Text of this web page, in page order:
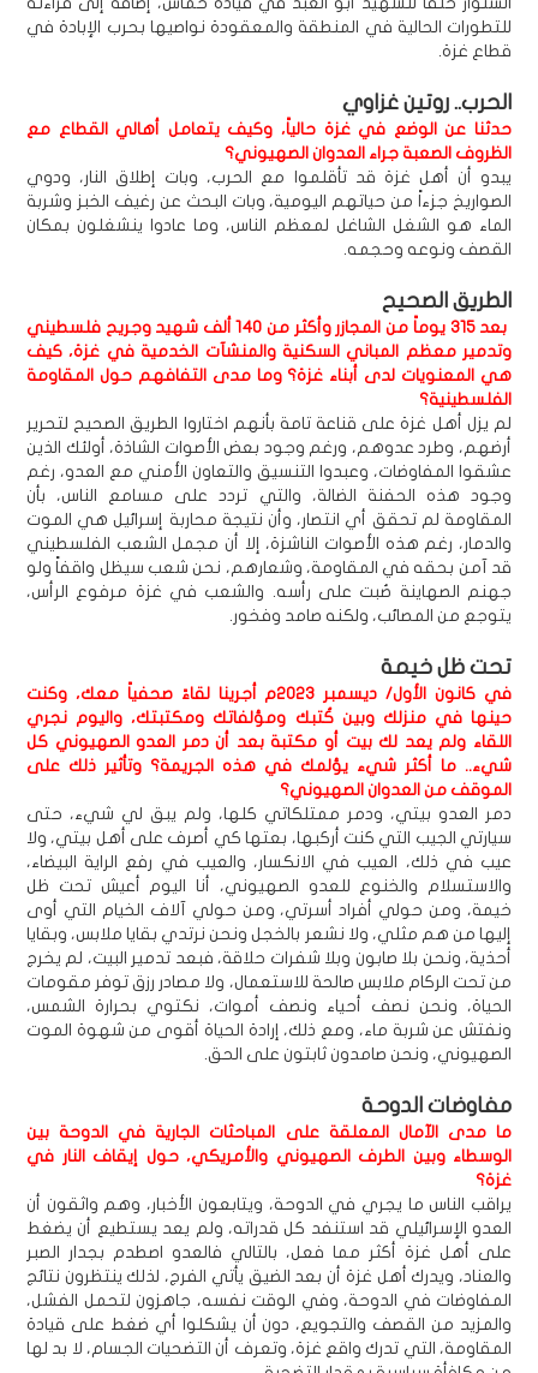
للتطورات الحالية في المنطقة والمعقودة نواصيها بحرب الإبادة في
قطاع غزة.
الحرب.. روتين غزاوي
حدثنا عن الوضع في غزة حالياً، وكيف يتعامل أهالي القطاع مع
الظروف الصعبة جراء العدوان الصهيوني؟
يبدو أن أهل غزة قد تأقلموا مع الحرب، وبات إطلاق النار، ودوي
الصواريخ جزءاً من حياتهم اليومية، وبات البحث عن رغيف الخبز وشربة
الماء هو الشغل الشاغل لمعظم الناس، وما عادوا ينشغلون بمكان
القصف ونوعه وحجمه.
الطريق الصحيح
بعد 315 يوماً من المجازر وأكثر من 140 ألف شهيد وجريح فلسطيني
وتدمير معظم المباني السكنية والمنشآت الخدمية في غزة، كيف
هي المعنويات لدى أبناء غزة؟ وما مدى التفافهم حول المقاومة
الفلسطينية؟
لم يزل أهل غزة على قناعة تامة بأنهم اختاروا الطريق الصحيح لتحرير
أرضهم، وطرد عدوهم، ورغم وجود بعض الأصوات الشاذة، أولئك الذين
عشقوا المفاوضات، وعبدوا التنسيق والتعاون الأمني مع العدو، رغم
وجود هذه الحفنة الضالة، والتي تردد على مسامع الناس، بأن
المقاومة لم تحقق أي انتصار، وأن نتيجة محاربة إسرائيل هي الموت
والدمار، رغم هذه الأصوات الناشزة، إلا أن مجمل الشعب الفلسطيني
قد آمن بحقه في المقاومة، وشعارهم، نحن شعب سيظل واقفاً ولو
جهنم الصهاينة صُبت على رأسه. والشعب في غزة مرفوع الرأس،
يتوجع من المصائب، ولكنه صامد وفخور.
تحت ظل خيمة
في كانون الأول/ ديسمبر 2023م أجرينا لقاءً صحفياً معك، وكنت
حينها في منزلك وبين كُتبك ومؤلفاتك ومكتبتك، واليوم نجري
اللقاء ولم يعد لك بيت أو مكتبة بعد أن دمر العدو الصهيوني كل
شيء.. ما أكثر شيء يؤلمك في هذه الجريمة؟ وتأثير ذلك على
الموقف من العدوان الصهيوني؟
دمر العدو بيتي، ودمر ممتلكاتي كلها، ولم يبق لي شيء، حتى
سيارتي الجيب التي كنت أركبها، بعتها كي أصرف على أهل بيتي، ولا
عيب في ذلك، العيب في الانكسار، والعيب في رفع الراية البيضاء،
والاستسلام والخنوع للعدو الصهيوني، أنا اليوم أعيش تحت ظل
خيمة، ومن حولي أفراد أسرتي، ومن حولي آلاف الخيام التي أوى
إليها من هم مثلي، ولا نشعر بالخجل ونحن نرتدي بقايا ملابس، وبقايا
أحذية، ونحن بلا صابون وبلا شفرات حلاقة، فبعد تدمير البيت، لم يخرج
من تحت الركام ملابس صالحة للاستعمال، ولا مصادر رزق توفر مقومات
الحياة، ونحن نصف أحياء ونصف أموات، نكتوي بحرارة الشمس،
ونفتش عن شربة ماء، ومع ذلك، إرادة الحياة أقوى من شهوة الموت
الصهيوني، ونحن صامدون ثابتون على الحق.
مفاوضات الدوحة
ما مدى الآمال المعلقة على المباحثات الجارية في الدوحة بين
الوسطاء وبين الطرف الصهيوني والأمريكي، حول إيقاف النار في
غزة؟
يراقب الناس ما يجري في الدوحة، ويتابعون الأخبار، وهم واثقون أن
العدو الإسرائيلي قد استنفد كل قدراته، ولم يعد يستطيع أن يضغط
على أهل غزة أكثر مما فعل، بالتالي فالعدو اصطدم بجدار الصبر
والعناد، ويدرك أهل غزة أن بعد الضيق يأتي الفرج، لذلك ينتظرون نتائج
المفاوضات في الدوحة، وفي الوقت نفسه، جاهزون لتحمل الفشل،
والمزيد من القصف والتجويع، دون أن يشكلوا أي ضغط على قيادة
المقاومة، التي تدرك واقع غزة، وتعرف أن التضحيات الجسام، لا بد لها